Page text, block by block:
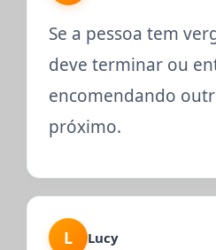
Se a pessoa tem
deve terminar ou
encomendando
próximo.
L Lucy